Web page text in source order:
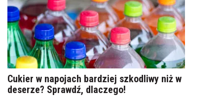
Cukier w napojach bardziej szkodliwy niż w
deserze? Sprawdź, dlaczego!